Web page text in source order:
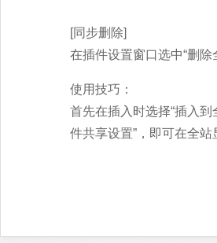
[同步删除]
在插件设置窗口选中“删除
使用技巧：
首先在插入时选择“插入
件共享设置”，即可在全